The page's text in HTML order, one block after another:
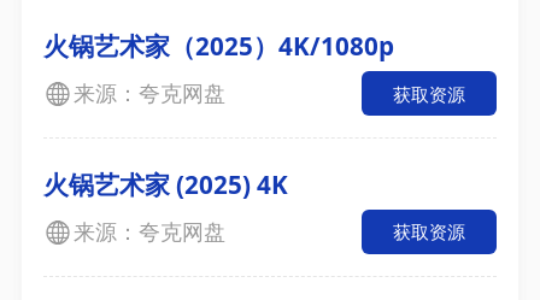
火锅艺术家（2025）4K/1080p
来源：夸克网盘 获取资源
火锅艺术家 (2025) 4K
来源：夸克网盘 获取资源